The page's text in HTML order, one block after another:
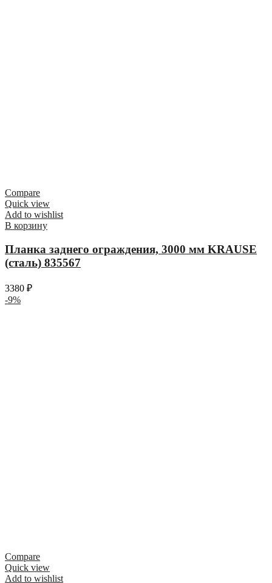
Compare
Quick view
Add to wishlist
В корзину
Планка заднего ограждения, 3000 мм KRAUSE
(сталь) 835567
3380 ₽
-9%
Compare
Quick view
Add to wishlist